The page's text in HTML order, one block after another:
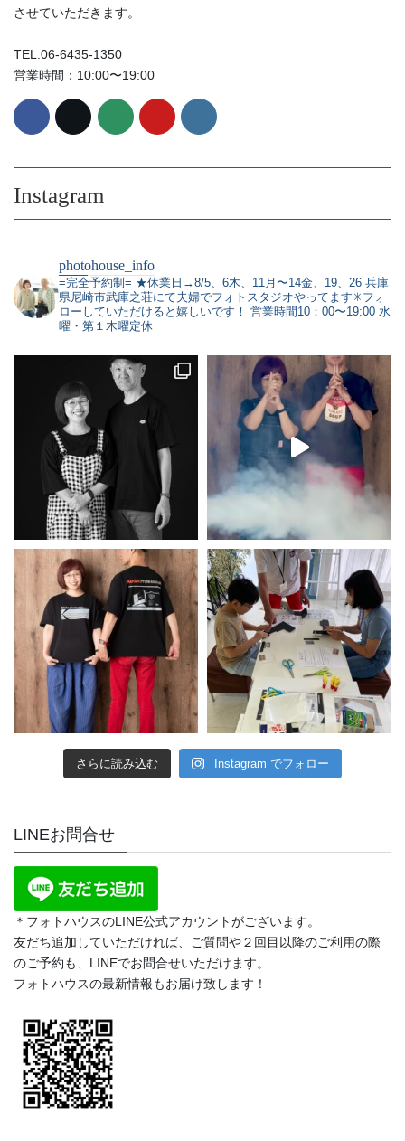
させていただきます。
TEL.06-6435-1350
営業時間：10:00〜19:00
Instagram
photohouse_info
=完全予約制= ★休業日→8/5、6木、11月〜14金、19、26 兵庫
県尼崎市武庫之荘にて夫婦でフォトスタジオやってます✳︎フォ
ローしていただけると嬉しいです！ 営業時間10：00〜19:00 水
曜・第１木曜定休
さらに読み込む Instagram でフォロー
LINEお問合せ
＊フォトハウスのLINE公式アカウントがございます。
友だち追加していただければ、ご質問や２回目以降のご利用の際
のご予約も、LINEでお問合せいただけます。
フォトハウスの最新情報もお届け致します！